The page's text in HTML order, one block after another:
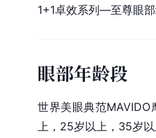
1+1卓效系列—至尊眼
眼部年龄段
世界美眼典范
上，25岁以上，35岁